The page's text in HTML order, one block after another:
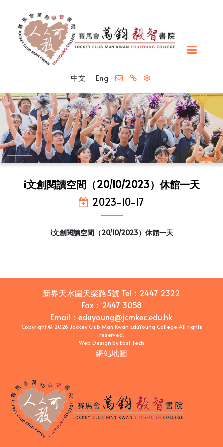
中文 Eng
i文創閱讀空間（20/10/2023）休館一天
2023-10-17
i文創閱讀空間（20/10/2023）休館一天
新界天水圍天榮路5號 Tel： 2447 2322
Fax： 2447 3058
Email ： eduyoung@jcmkec.edu.hk
Copyright © 2026 Jockey Club Man Kwan EduYoung College All rights
reserved.
Web Design byEast Tech
網站地圖